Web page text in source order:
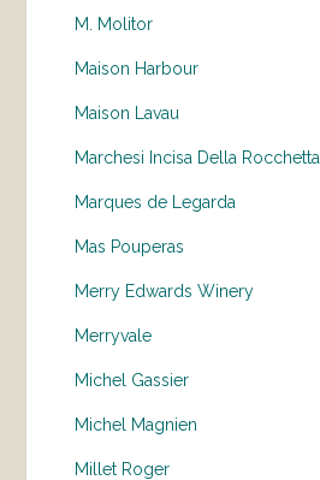
M. Molitor
Maison Harbour
Maison Lavau
Marchesi Incisa Della Rocchetta
Marques de Legarda
Mas Pouperas
Merry Edwards Winery
Merryvale
Michel Gassier
Michel Magnien
Millet Roger